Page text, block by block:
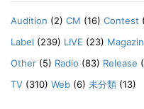
Audition (2) CM (16) Contest
Label (239) LIVE (23)
Other (5) Radio (83) Release
TV (310) Web (6) 未分類 (13)